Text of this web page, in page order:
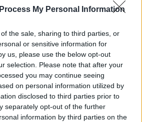
My Personal Information
the sale, sharing to third parties, or
or sensitive information for
us, please use the below opt-out
selection. Please note that after your
you may continue seeing
on personal information utilized by
disclosed to third parties prior to
separately opt-out of the further
information by third parties on the